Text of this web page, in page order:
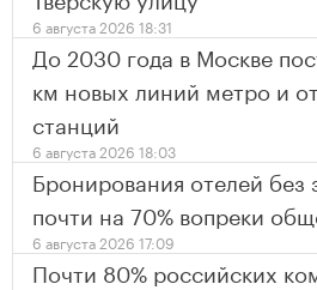
6 августа 2026 18:31
До 2030 года в Москве
км новых линий метро и
станций
6 августа 2026 18:03
Бронирования отелей без
почти на 70% вопреки
6 августа 2026 17:09
Почти 80% российских